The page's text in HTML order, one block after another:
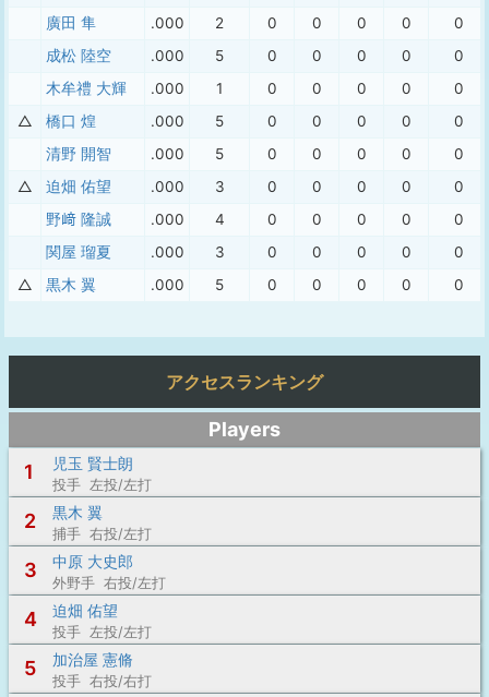
廣田 隼
.000 2 0 0 0 0
0
成松 陸空
.000 5 0 0 0 0
0
木牟禮 大輝
.000 1 0 0 0 0
0
△
橋口 煌 .000 5 0 0 0 0
0
清野 開智
.000 5 0 0 0 0
0
△
迫畑 佑望 .000 3 0 0 0 0
0
野﨑 隆誠
.000 4 0 0 0 0
0
関屋 瑠夏
.000 3 0 0 0 0
0
△
黒木 翼 .000 5 0 0 0 0 0
アクセスランキング
Players
1
児玉 賢士朗
投手 左投/左打
2 黒木 翼
捕手 右投/左打
3 中原 大史郎
外野手 右投/左打
4 迫畑 佑望
投手 左投/左打
5 加治屋 憲脩
投手 右投/右打